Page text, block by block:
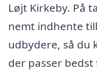
Løjt Kirkeby. På
nemt indhente
udbydere, så du
der passer